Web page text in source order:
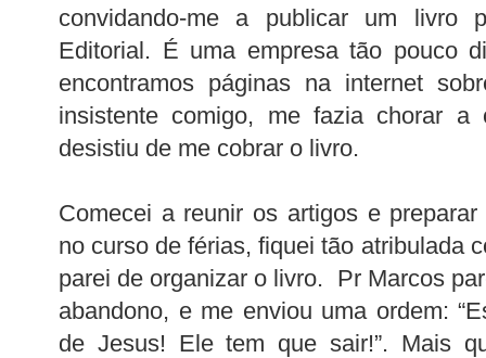
convidando-me a publicar um livro
Editorial. É uma empresa tão pouco
encontramos páginas na internet
insistente comigo, me fazia chorar
desistiu de me cobrar o livro.
Comecei a reunir os artigos e
no curso de férias, fiquei tão atribulada
parei de organizar o livro. Pr Marcos
abandono, e me enviou uma ordem:
de Jesus! Ele tem que sair!”. Mais